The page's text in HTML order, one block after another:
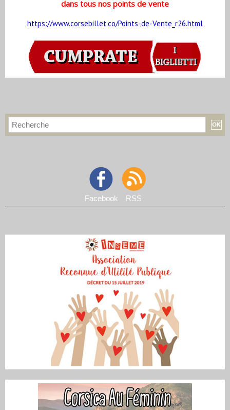
dans tous nos points de vente
https://www.corsebillet.co/Points-de-Vente_r26.html
Facebook RSS